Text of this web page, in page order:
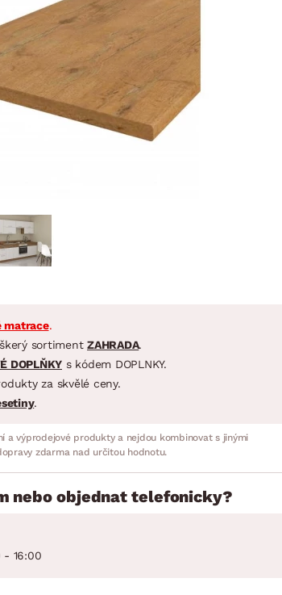
STOLOVÁNÍ A VAŘENÍ
Jídelní servis
Příbory
Hrnce
DOMÁCÍ
Koupelnové sestavy
Jídelní sestavy
Zahradní sestavy
matrace.
sortiment ZAHRADA.
DOPLŇKY s kódem DOPLNKY.
za skvělé ceny.
.
a výprodejové produkty a nejdou kombinovat s jinými
zdarma nad určitou hodnotu.
nebo objednat telefonicky?
- 16:00